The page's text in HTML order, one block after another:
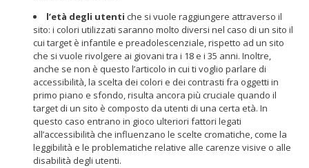
l’età degli utenti che si vuole raggiungere attraverso il
sito: i colori utilizzati saranno molto diversi nel caso di un sito il
cui target è infantile e preadolescenziale, rispetto ad un sito
che si vuole rivolgere ai giovani tra i 18 e i 35 anni. Inoltre,
anche se non è questo l’articolo in cui ti voglio parlare di
accessibilità, la scelta dei colori e dei contrasti fra oggetti in
primo piano e sfondo, risulta ancora più cruciale quando il
target di un sito è composto da utenti di una certa età. In
questo caso entrano in gioco ulteriori fattori legati
all’accessibilità che influenzano le scelte cromatiche, come la
leggibilità e le problematiche relative alle carenze visive o alle
disabilità degli utenti.